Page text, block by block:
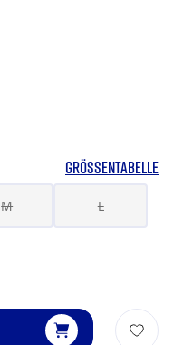
GRÖSSENTABELLE
M L